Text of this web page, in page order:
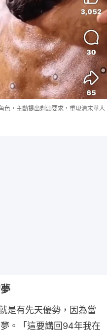
色，主動提出剃頭要求，重現清末華人
是有先天優勢，因為當
。「這要講回94年我在